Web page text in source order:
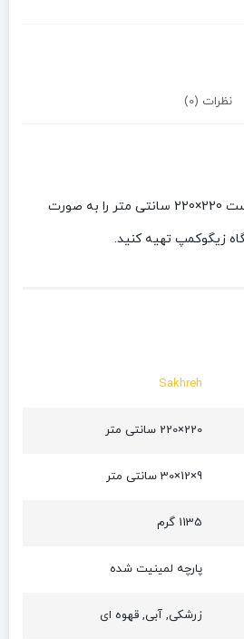
نظرات (0)
شما می‌توانید زیرانداز اورست 220×220 سانتی متر را به صورت
زیگوکمپ تهیه کنید.
Sakhreh
220×220 سانتی متر
9×12×30 سانتی متر
1135 گرم
پارچه لمینیت شده
زرشکی, آبی, قهوه ای